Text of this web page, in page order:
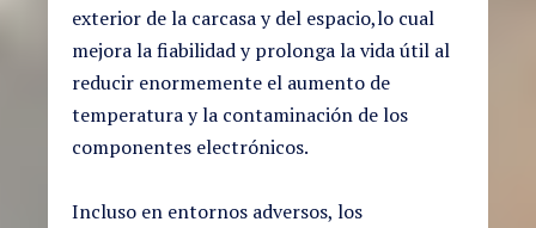
exterior de la carcasa y del espacio,lo cual
mejora la fiabilidad y prolonga la vida útil al
reducir enormemente el aumento de
temperatura y la contaminación de los
componentes electrónicos.
Incluso en entornos adversos, los